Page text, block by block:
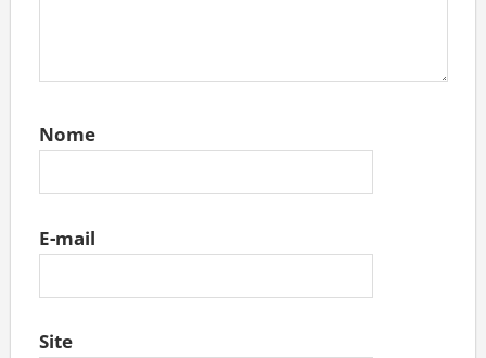
Nome
E-mail
Site